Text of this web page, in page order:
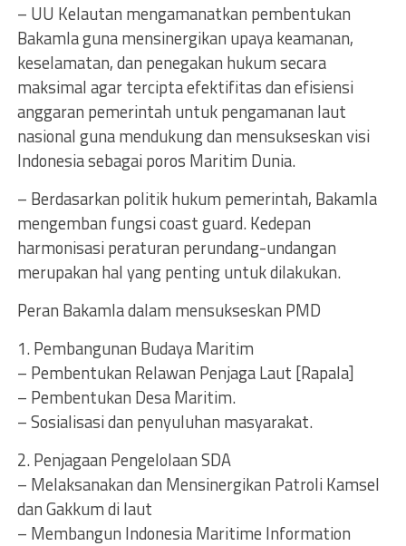
– UU Kelautan mengamanatkan pembentukan
Bakamla guna mensinergikan upaya keamanan,
keselamatan, dan penegakan hukum secara
maksimal agar tercipta efektifitas dan efisiensi
anggaran pemerintah untuk pengamanan laut
nasional guna mendukung dan mensukseskan visi
Indonesia sebagai poros Maritim Dunia.
– Berdasarkan politik hukum pemerintah, Bakamla
mengemban fungsi coast guard. Kedepan
harmonisasi peraturan perundang-undangan
merupakan hal yang penting untuk dilakukan.
Peran Bakamla dalam mensukseskan PMD
1. Pembangunan Budaya Maritim
– Pembentukan Relawan Penjaga Laut [Rapala]
– Pembentukan Desa Maritim.
– Sosialisasi dan penyuluhan masyarakat.
2. Penjagaan Pengelolaan SDA
– Melaksanakan dan Mensinergikan Patroli Kamsel
dan Gakkum di laut
– Membangun lndonesia Maritime Information